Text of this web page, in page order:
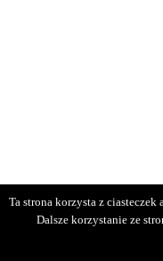
Ta strona korzysta z
Dalsze korzystanie ze